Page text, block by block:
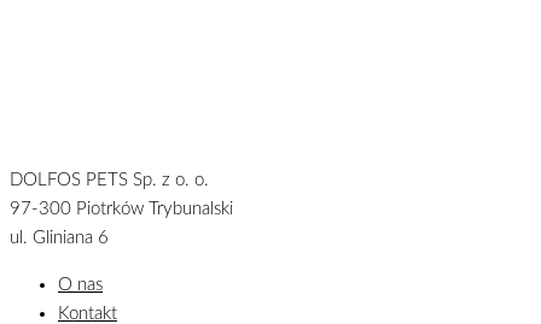
DOLFOS PETS Sp. z o. o.
97-300 Piotrków Trybunalski
ul. Gliniana 6
O nas
Kontakt